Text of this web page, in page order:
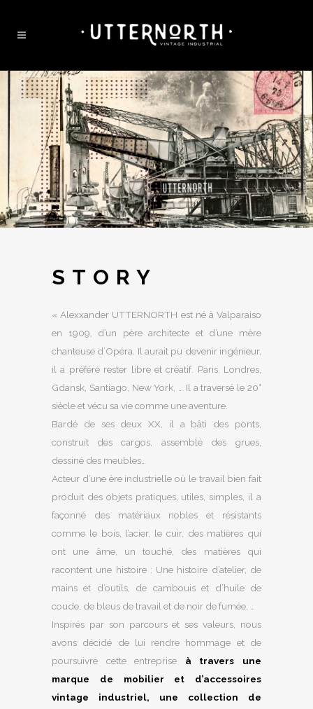
STORY
« Alexxander UTTERNORTH est né à Valparaiso
en 1909, d’un père architecte et d’une mère
chanteuse d’Opéra. Il aurait pu devenir ingénieur,
il a préféré rester libre et créatif. Paris, Londres,
Gdansk, Santiago, New York, … Il a traversé le 20°
siècle et vécu sa vie comme une aventure.
Bardé de ses deux XX, il a bâti des ponts,
construit des cargos, assemblé des grues,
dessiné des meubles…
Acteur d’une ère industrielle où le travail bien fait
produit des objets pratiques, utiles, simples, il a
façonné des matériaux nobles et résistants
comme le bois, l’acier, le cuir, des matières qui
ont une âme, un touché, des matières qui
racontent une histoire : Une histoire d’atelier, de
mains et d’outils, de cambouis et d’huile de
coude, de bleus de travail et de noir de fumée, …
Inspirés par son parcours et ses valeurs, nous
avons décidé de lui rendre hommage et de
poursuivre cette entreprise à travers une
marque de mobilier et d’accessoires
vintage industriel, une collection de